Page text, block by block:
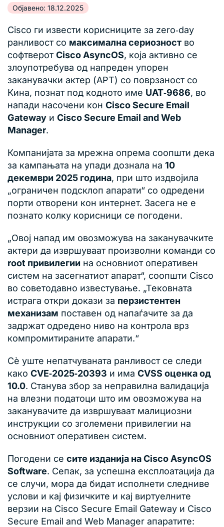
Објавено: 18.12.2025
Cisco ги извести корисниците за zero‑day
ранливост со максимална сериозност во
софтверотCisco AsyncOS, која активно се
злоупотребува од напреден упорен
заканувачки актер (APT) со поврзаност со
Кина, познат под кодното име UAT‑9686, во
напади насочени кон Cisco Secure Email
Gateway и Cisco Secure Email and Web
Manager.
Компанијата за мрежна опрема соопшти дека
за кампањата на упади дознала на 10
декември 2025 година, при што издвојила
„ограничен подсклоп апарати“ со одредени
порти отворени кон интернет. Засега не е
познато колку корисници се погодени.
„Овој напад им овозможува на заканувачките
актери да извршуваат произволни команди со
root привилегии на основниот оперативен
систем на засегнатиот апарат“, соопшти Cisco
во советодавно известување. „Тековната
истрага откри докази за перзистентен
механизам поставен од напаѓачите за да
задржат одредено ниво на контрола врз
компромитираните апарати.“
Сè уште непатчуваната ранливост се следи
како CVE‑2025‑20393 и има CVSS оценка од
10.0. Станува збор за неправилна валидација
на влезни податоци што им овозможува на
заканувачите да извршуваат малициозни
инструкции со зголемени привилегии на
основниот оперативен систем.
Погодени се сите изданија на Cisco AsyncOS
Software. Сепак, за успешна експлоатација да
се случи, мора да бидат исполнети следниве
услови и кај физичките и кај виртуелните
верзии на Cisco Secure Email Gateway и Cisco
Secure Email and Web Manager апаратите: